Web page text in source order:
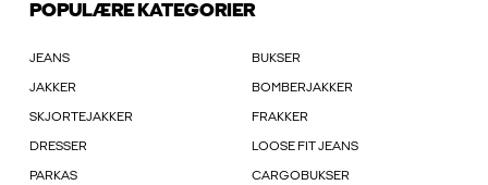
POPULÆRE KATEGORIER
JEANS BUKSER
JAKKER BOMBERJAKKER
SKJORTEJAKKER FRAKKER
DRESSER LOOSE FIT JEANS
PARKAS CARGOBUKSER